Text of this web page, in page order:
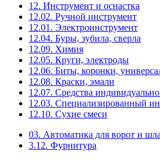
12. Инструмент и оснастка
12.02. Ручной инструмент
12.01. Электроинструмент
12.04. Буры, зубила, сверла
12.09. Химия
12.05. Круги, электроды
12.06. Биты, коронки,
12.08. Краски, эмали
12.07. Средства
12.03. Специализированный
12.10. Сухие смеси
03. Автоматика для ворот и
3.12. Фурнитура